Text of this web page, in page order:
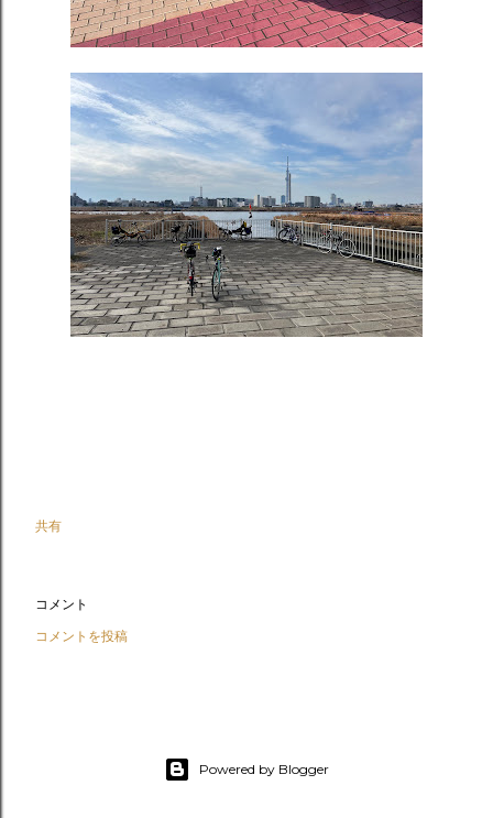
共有
コメント
コメントを投稿
Powered by Blogger